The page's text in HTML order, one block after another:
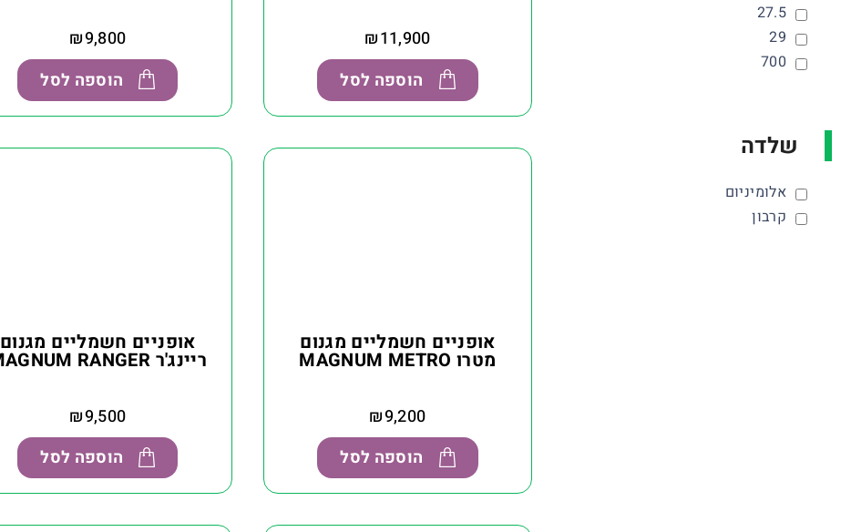
27.5
29
700
שלדה
אלומיניום
קרבון
₪11,900
הוספה לסל
₪9,800
הוספה לסל
אופניים חשמליים מגנום
מטרו MAGNUM METRO
₪9,200
הוספה לסל
אופניים חשמליים מגנום
ריינג'ר MAGNUM RANGER
₪9,500
הוספה לסל